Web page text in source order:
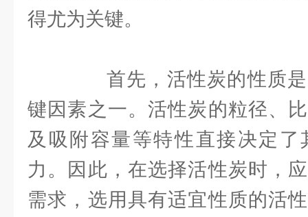
得尤为关键。
首先，活性炭的性质是
键因素之一。活性炭的粒径、
及吸附容量等特性直接决定
力。因此，在选择活性炭时，
需求，选用具有适宜性质的活